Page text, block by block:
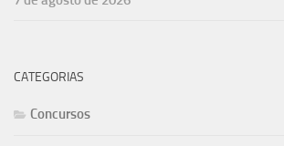
CATEGORIAS
Concursos